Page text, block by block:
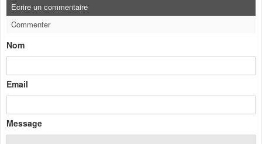
Ecrire un commentaire
Commenter
Nom
Email
Message